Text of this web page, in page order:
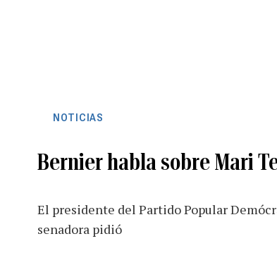
NOTICIAS
Bernier habla sobre Mari
El presidente del Partido Popular
senadora pidió